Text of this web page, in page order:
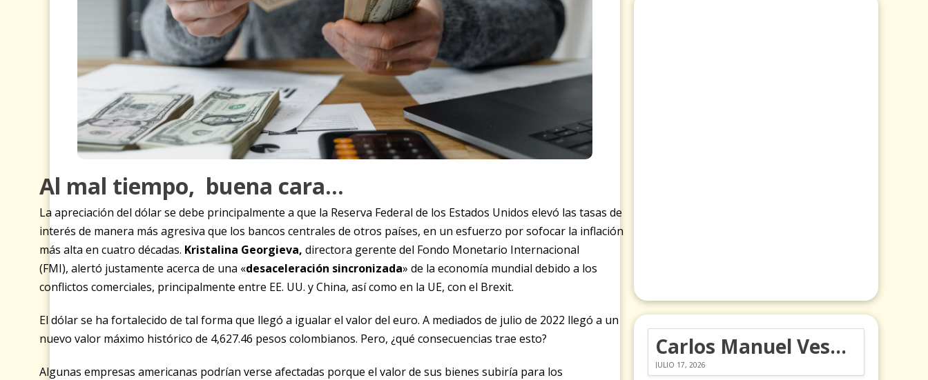
Al mal tiempo, buena cara…
La apreciación del dólar se debe principalmente a que la Reserva Federal de los Estados Unidos elevó las tasas de
interés de manera más agresiva que los bancos centrales de otros países, en un esfuerzo por sofocar la inflación
más alta en cuatro décadas. Kristalina Georgieva, directora gerente del Fondo Monetario Internacional
(FMI), alertó justamente acerca de una «desaceleración sincronizada» de la economía mundial debido a los
conflictos comerciales, principalmente entre EE. UU. y China, así como en la UE, con el Brexit.
El dólar se ha fortalecido de tal forma que llegó a igualar el valor del euro. A mediados de julio de 2022 llegó a un
nuevo valor máximo histórico de 4,627.46 pesos colombianos. Pero, ¿qué consecuencias trae esto?
Algunas empresas americanas podrían verse afectadas porque el valor de sus bienes subiría para los
Carlos Manuel Vesga lleva el nombre de Colombia a los Emmy
JULIO 17, 2026